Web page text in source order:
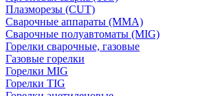
Плазморезы (CUT)
Сварочные аппараты (MMA)
Сварочные полуавтоматы (MIG)
Горелки сварочные, газовые
Газовые горелки
Горелки MIG
Горелки TIG